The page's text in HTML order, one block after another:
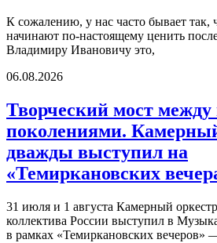
К сожалению, у нас часто бывает так,
начинают по-настоящему ценить
Владимиру Ивановичу это,
06.08.2026
Творческий мост между
поколениями.
дважды выступил на
«Темиркановских
31 июля и 1 августа Камерный
коллектива России выступил в
в рамках «Темиркановских вечеров»